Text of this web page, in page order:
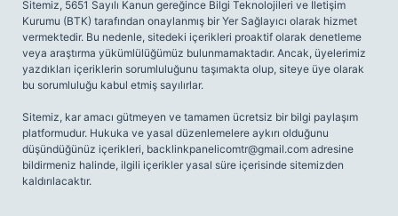
Sitemiz, 5651 Sayılı Kanun gereğince Bilgi Teknolojileri ve İletişim
Kurumu (BTK) tarafından onaylanmış bir Yer Sağlayıcı olarak hizmet
vermektedir. Bu nedenle, sitedeki içerikleri proaktif olarak denetleme
veya araştırma yükümlülüğümüz bulunmamaktadır. Ancak, üyelerimiz
yazdıkları içeriklerin sorumluluğunu taşımakta olup, siteye üye olarak
bu sorumluluğu kabul etmiş sayılırlar.
Sitemiz, kar amacı gütmeyen ve tamamen ücretsiz bir bilgi paylaşım
platformudur. Hukuka ve yasal düzenlemelere aykırı olduğunu
düşündüğünüz içerikleri, backlinkpanelicomtr@gmail.com adresine
bildirmeniz halinde, ilgili içerikler yasal süre içerisinde sitemizden
kaldırılacaktır.